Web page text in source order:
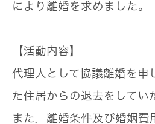
により離婚を求めました。
【活動内容】
代理人として協議離婚を申
た住居からの退去をしてい
また，離婚条件及び婚姻費